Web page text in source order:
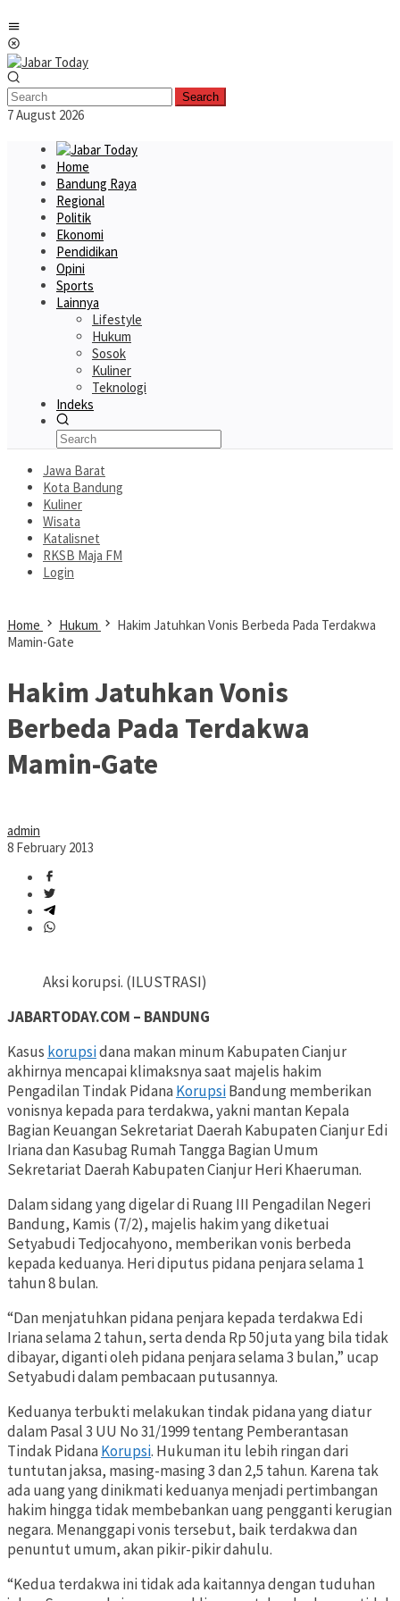
to
content
Search
7 August 2026
Home
Bandung Raya
Regional
Politik
Ekonomi
Pendidikan
Opini
Sports
Lainnya
Lifestyle
Hukum
Sosok
Kuliner
Teknologi
Indeks
Jawa Barat
Kota Bandung
Kuliner
Wisata
Katalisnet
RKSB Maja FM
Login
Home Hukum
Hakim Jatuhkan Vonis Berbeda Pada Terdakwa
Mamin-Gate
Hakim Jatuhkan Vonis
Berbeda Pada Terdakwa
Mamin-Gate
admin
8 February 2013
Aksi korupsi. (ILUSTRASI)
JABARTODAY.COM – BANDUNG
Kasus korupsidana makan minum Kabupaten Cianjur
akhirnya mencapai klimaksnya saat majelis hakim
Pengadilan Tindak PidanaKorupsiBandung memberikan
vonisnya kepada para terdakwa, yakni mantan Kepala
Bagian Keuangan Sekretariat Daerah Kabupaten Cianjur Edi
Iriana dan Kasubag Rumah Tangga Bagian Umum
Sekretariat Daerah Kabupaten Cianjur Heri Khaeruman.
Dalam sidang yang digelar di Ruang III Pengadilan Negeri
Bandung, Kamis (7/2), majelis hakim yang diketuai
Setyabudi Tedjocahyono, memberikan vonis berbeda
kepada keduanya. Heri diputus pidana penjara selama 1
tahun 8 bulan.
“Dan menjatuhkan pidana penjara kepada terdakwa Edi
Iriana selama 2 tahun, serta denda Rp 50 juta yang bila tidak
dibayar, diganti oleh pidana penjara selama 3 bulan,” ucap
Setyabudi dalam pembacaan putusannya.
Keduanya terbukti melakukan tindak pidana yang diatur
dalam Pasal 3 UU No 31/1999 tentang Pemberantasan
Tindak PidanaKorupsi. Hukuman itu lebih ringan dari
tuntutan jaksa, masing-masing 3 dan 2,5 tahun. Karena tak
ada uang yang dinikmati keduanya menjadi pertimbangan
hakim hingga tidak membebankan uang pengganti kerugian
negara. Menanggapi vonis tersebut, baik terdakwa dan
penuntut umum, akan pikir-pikir dahulu.
“Kedua terdakwa ini tidak ada kaitannya dengan tuduhan